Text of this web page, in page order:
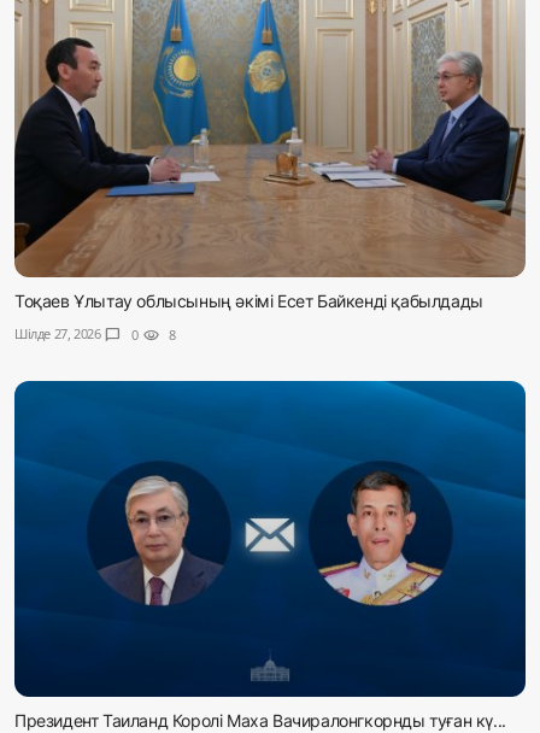
Тоқаев Ұлытау облысының әкімі Есет Байкенді қабылдады
Шілде 27, 2026 chat_bubble 0 visibility 8
Президент Таиланд Королі Маха Вачиралонгкорнды туған кү...